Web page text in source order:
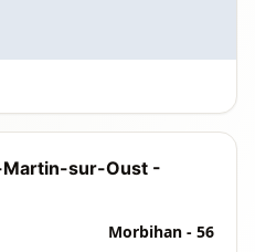
Martin-sur-Oust -
Morbihan - 56